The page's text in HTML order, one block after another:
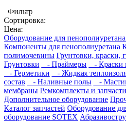
Фильтр
Сортировка:
Цена:
Оборудование для
Компоненты для пенополиуретана
полимочевины Грунтовки, краски,
Грунтовки
- Праймеры - Краски
- Герметики
- Жидкая
состав
- Наливные полы
-
мембраны Ремкомплекты и
Дополнительное оборудование
Каталог запчастей Оборудование
оборудование SOTEX